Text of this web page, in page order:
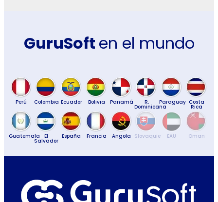
GuruSoft en el mundo
Perú Colombia Ecuador Bolivia Panamá R.
Dominicana
Paraguay Costa
Rica
Guatemala El
Salvador
España Francia Angola Slovaquie EAU Oman